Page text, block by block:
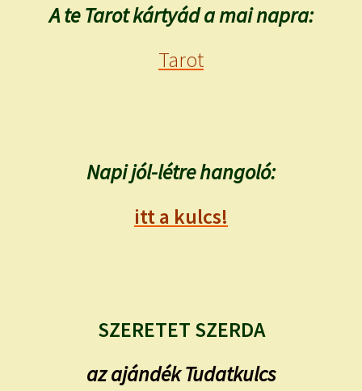
A te Tarot kártyád a mai napra:
Tarot
Napi jól-létre hangoló:
itt a kulcs!
SZERETET SZERDA
az ajándék Tudatkulcs